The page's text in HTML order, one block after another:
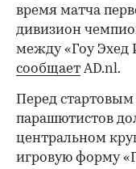
время матча
дивизион
между «Гоу Эхед
сообщает AD.nl.
Перед стартовым
парашютистов
центральном
игровую форму